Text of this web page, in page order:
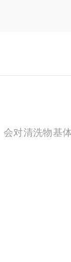
对清洗物基